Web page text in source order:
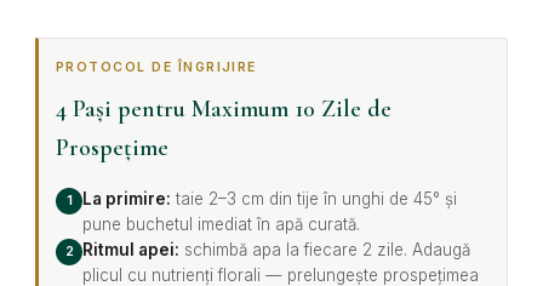
PROTOCOL DE ÎNGRIJIRE
4 Pași pentru Maximum 10 Zile de
Prospețime
1 La primire: taie 2–3 cm din tije în unghi de 45° și
pune buchetul imediat în apă curată.
2 Ritmul apei: schimbă apa la fiecare 2 zile. Adaugă
plicul cu nutrienți florali — prelungește prospețimea